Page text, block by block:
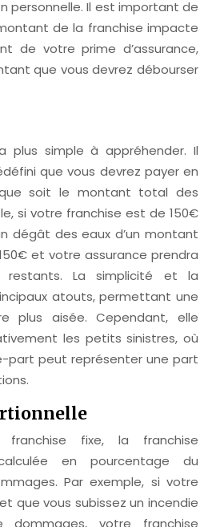
personnelle. Il est important de
de la franchise impacte
de votre prime d’assurance,
que vous devrez débourser
plus simple à appréhender. Il
que vous devrez payer en
soit le montant total des
si votre franchise est de 150€
dégât des eaux d’un montant
et votre assurance prendra
La simplicité et la
atouts, permettant une
plus aisée. Cependant, elle
les petits sinistres, où
part peut représenter une part
fixe, la franchise
en pourcentage du
Par exemple, si votre
que vous subissez un incendie
votre franchise